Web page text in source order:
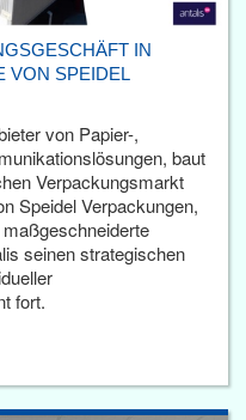
IN
VON SPEIDEL
von Papier-,
baut
Verpackungsmarkt
Speidel Verpackungen,
seinen strategischen
fort.